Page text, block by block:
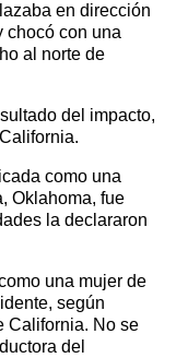
en dirección
chocó con una
al norte de
del impacto,
como una
Oklahoma, fue
la declararon
una mujer de
según
California. No se
del